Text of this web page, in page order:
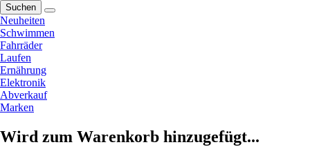
Suchen
Neuheiten
Schwimmen
Fahrräder
Laufen
Ernährung
Elektronik
Abverkauf
Marken
Wird zum Warenkorb hinzugefügt...